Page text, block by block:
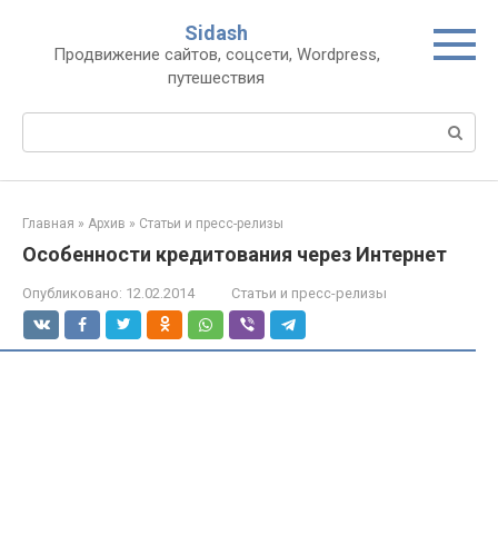
контенту
Sidash
Продвижение сайтов, соцсети, Wordpress,
путешествия
Главная » Архив » Статьи и пресс-релизы
Особенности кредитования через Интернет
Опубликовано: 12.02.2014 Статьи и пресс-релизы